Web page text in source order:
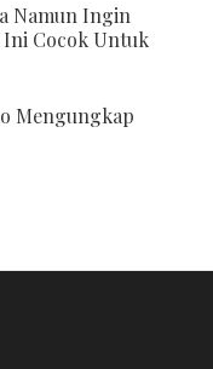
Namun Ingin
Ini Cocok Untuk
Mengungkap